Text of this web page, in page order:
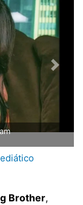
Brother,